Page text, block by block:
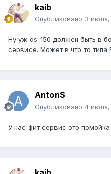
kaib
Опубликовано 3
Ну уж ds-150 должен быть в
сервисе. Может в что то типа
AntonS
Опубликовано 4 июля,
У нас фит сервис это